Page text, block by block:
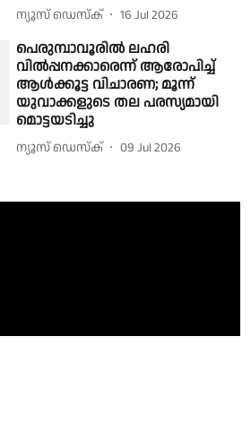
ന്യൂസ് ഡെസ്ക് 16 Jul 2026
പെരുമ്പാവൂരിൽ ലഹരി
വിൽപ്പനക്കാരെന്ന് ആരോപിച്ച്
ആൾക്കൂട്ട വിചാരണ; മൂന്ന്
യുവാക്കളുടെ തല പരസ്യമായി
മൊട്ടയടിച്ചു
ന്യൂസ് ഡെസ്ക് 09 Jul 2026